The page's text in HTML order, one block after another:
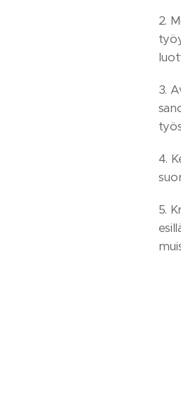
2.
3.
4.
5.